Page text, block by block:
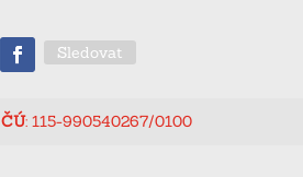
Sledovat
ČÚ: 115-990540267/0100